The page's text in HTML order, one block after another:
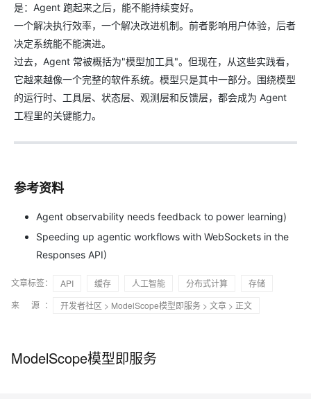
是：Agent 跑起来之后，能不能持续变好。
一个解决执行效率，一个解决改进机制。前者影响用户体验，后者
决定系统能不能演进。
过去，Agent 常被概括为"模型加工具"。但现在，从这些实践看，
它越来越像一个完整的软件系统。模型只是其中一部分。围绕模型
的运行时、工具层、状态层、观测层和反馈层，都会成为 Agent
工程里的关键能力。
参考资料
Agent observability needs feedback to power learning)
Speeding up agentic workflows with WebSockets in the
Responses API)
文章标签： API 缓存 人工智能 分布式计算
存储
来 源：
开发者社区 > ModelScope模型即服务 > 文章 > 正文
ModelScope模型即服务